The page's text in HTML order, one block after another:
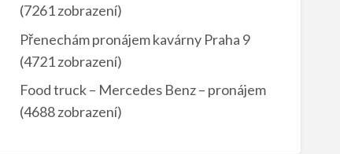
(7261 zobrazení)
Přenechám pronájem kavárny Praha 9
(4721 zobrazení)
Food truck – Mercedes Benz – pronájem
(4688 zobrazení)